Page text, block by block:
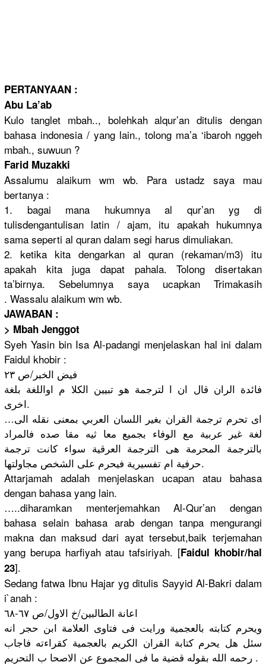
PERTANYAAN :
Abu La’ab
Kulo tanglet mbah.., bolehkah alqur’an ditulis dengan
bahasa indonesia / yang lain., tolong ma’a ‘ibaroh nggeh
mbah., suwuun ?
Farid Muzakki
Assalumu alaikum wm wb. Para ustadz saya mau
bertanya :
1. bagai mana hukumnya al qur’an yg di
tulisdengantulisan latin / ajam, itu apakah hukumnya
sama seperti al quran dalam segi harus dimuliakan.
2. ketika kita dengarkan al quran (rekaman/m3) itu
apakah kita juga dapat pahala. Tolong disertakan
ta’birnya. Sebelumnya saya ucapkan Trimakasih
. Wassalu alaikum wm wb.
JAWABAN :
> Mbah Jenggot
Syeh Yasin bin Isa Al-padangi menjelaskan hal ini dalam
Faidul khobir :
فيض الخبر/ص ٢٣
فائدة الران قال ان ا لترجمة هو تبيين الكلا م اواللغة بلغة
اخرى.
…اى تحرم ترجمة القران بغير اللسان العربي بمعنى نقله الى
لغة غير عربية مع الوفاء بجميع معا ثيه مقا صده فالمراد
بالترجمة المحرمة هى الترجمة العرقية سواء كانت ترجمة
حرفية ام تفسيرية فيحرم على الشخص مجاولتها.
Attarjamah adalah menjelaskan ucapan atau bahasa
dengan bahasa yang lain.
…..diharamkan menterjemahkan Al-Qur’an dengan
bahasa selain bahasa arab dengan tanpa mengurangi
makna dan maksud dari ayat tersebut,baik terjemahan
yang berupa harfiyah atau tafsiriyah. [Faidul khobir/hal
23].
Sedang fatwa Ibnu Hajar yg ditulis Sayyid Al-Bakri dalam
i`anah :
اعانة الطالبين/خ الاول/ص ٦٧-٦٨
ويحرم كتابته بالعجمية ورايت فى فتاوى العلامة ابن حجر انه
سئل هل يحرم كتابة القران الكريم بالعجمية كقراءته فاجاب
رحمه الله بقوله قضية ما فى المجموع عن الاصحا ب التحريم .